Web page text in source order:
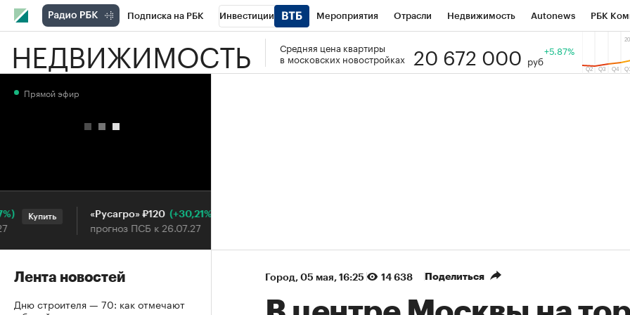
Подписка на РБК Инвестиции Мероприятия Отрасли Недвижимость Autonews РБК
РБК Вино Спорт Школа управления РБК РБК Образование Тренды
НЕДВИЖИМОСТЬ
Средняя цена квартиры
в московских новостройках
20 672 000 руб
+5.87%
Город⁠, 05 мая, 16:25 14 638 Поделиться
Прямой эфир
Купить «Русагро» ₽120 (+30,21%)
прогноз ПСБ к 26.07.27
Купить
Лента новостей
Дню строителя — 70: как отмечают